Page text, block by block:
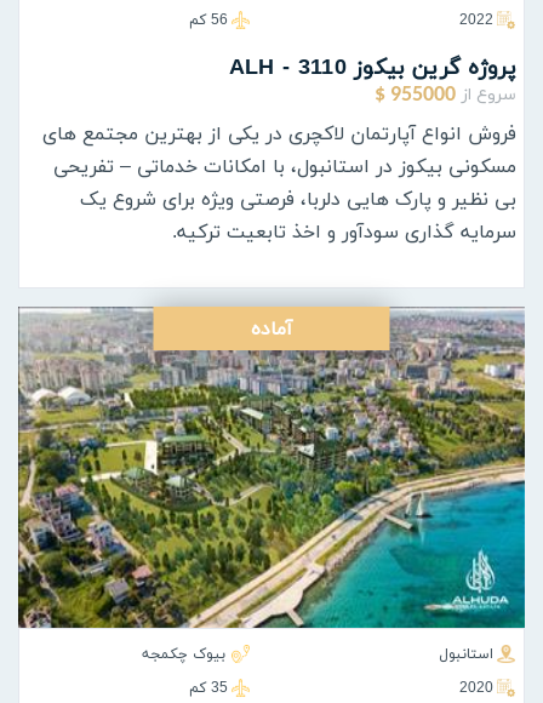
2022
56 كم
پروژه گرين بيكوز ALH - 3110
سروع از 955000 $
فروش انواع آپارتمان لاکچری در یکی از بهترین مجتمع های
مسکونی بیکوز در استانبول، با امکانات خدماتی – تفریحی
بی نظیر و پارک هایی دلربا، فرصتی ویژه برای شروع یک
سرمایه گذاری سودآور و اخذ تابعیت ترکیه.
آماده
استانبول
بیوک چکمجه
2020
35 كم